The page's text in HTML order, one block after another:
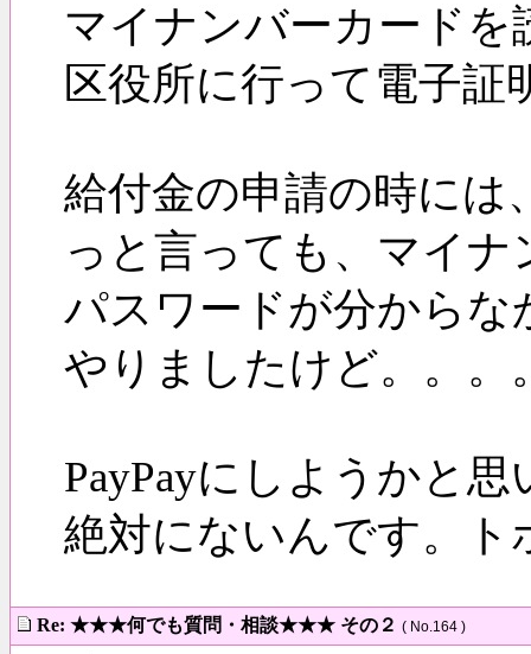
マイナンバーカードを
区役所に行って電子
給付金の申請の時には
っと言っても、マイ
パスワードが分からな
やりましたけど。。。
PayPayにしようかと
絶対にないんです。ト
Re: ★★★何でも質問・相談★★★ その２ ( No.164 )